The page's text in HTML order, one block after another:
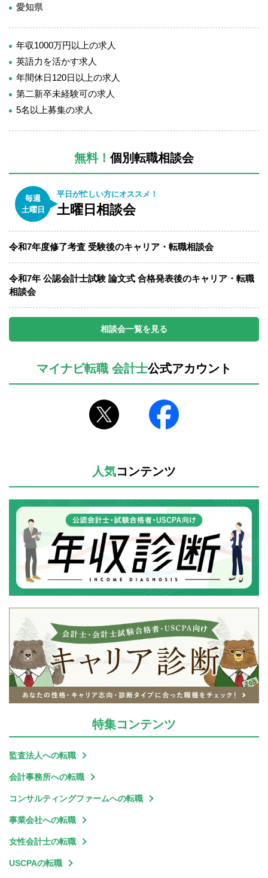
愛知県
年収1000万円以上の求人
英語力を活かす求人
年間休日120日以上の求人
第二新卒未経験可の求人
5名以上募集の求人
無料！ 個別転職相談会
毎週
土曜日
平日が忙しい方にオススメ！
土曜日相談会
令和7年度修了考査 受験後のキャリア・転職相談会
令和7年 公認会計士試験 論文式 合格発表後のキャリア・転職
相談会
相談会一覧を見る
マイナビ転職 会計士公式アカウント
人気コンテンツ
特集コンテンツ
監査法人への転職
会計事務所への転職
コンサルティングファームへの転職
事業会社への転職
女性会計士の転職
USCPAの転職